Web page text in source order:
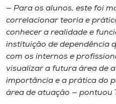
— Para os alunos, este foi
correlacionar teoria e
conhecer a realidade e
instituição de dependência
com os internos e
visualizar a futura área de
importância e a prática do
área​ de atuação ​— pontuou